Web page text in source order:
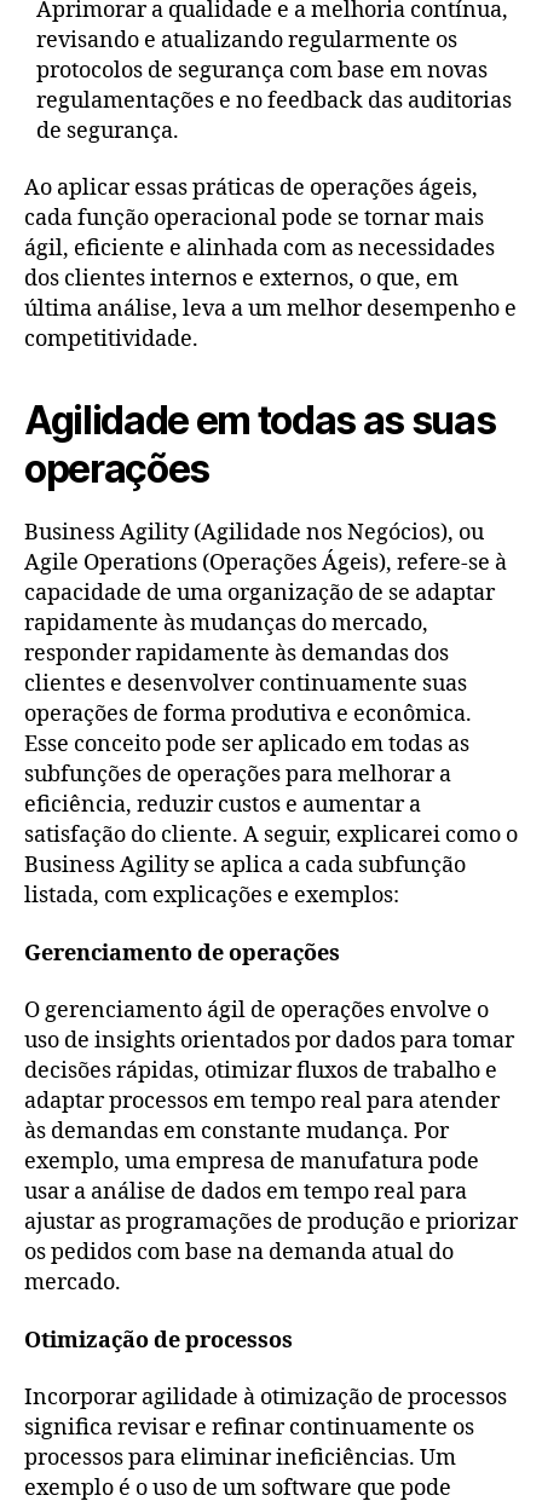
Aprimorar a qualidade e a melhoria contínua,
revisando e atualizando regularmente os
protocolos de segurança com base em novas
regulamentações e no feedback das auditorias
de segurança.
Ao aplicar essas práticas de operações ágeis,
cada função operacional pode se tornar mais
ágil, eficiente e alinhada com as necessidades
dos clientes internos e externos, o que, em
última análise, leva a um melhor desempenho e
competitividade.
Agilidade em todas as suas
operações
Business Agility (Agilidade nos Negócios), ou
Agile Operations (Operações Ágeis), refere-se à
capacidade de uma organização de se adaptar
rapidamente às mudanças do mercado,
responder rapidamente às demandas dos
clientes e desenvolver continuamente suas
operações de forma produtiva e econômica.
Esse conceito pode ser aplicado em todas as
subfunções de operações para melhorar a
eficiência, reduzir custos e aumentar a
satisfação do cliente. A seguir, explicarei como o
Business Agility se aplica a cada subfunção
listada, com explicações e exemplos:
Gerenciamento de operações
O gerenciamento ágil de operações envolve o
uso de insights orientados por dados para tomar
decisões rápidas, otimizar fluxos de trabalho e
adaptar processos em tempo real para atender
às demandas em constante mudança. Por
exemplo, uma empresa de manufatura pode
usar a análise de dados em tempo real para
ajustar as programações de produção e priorizar
os pedidos com base na demanda atual do
mercado.
Otimização de processos
Incorporar agilidade à otimização de processos
significa revisar e refinar continuamente os
processos para eliminar ineficiências. Um
exemplo é o uso de um software que pode